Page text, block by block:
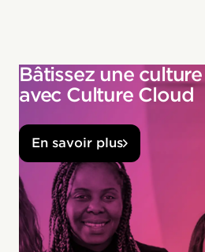
Bâtissez une
avec Culture Cloud
En savoir plus